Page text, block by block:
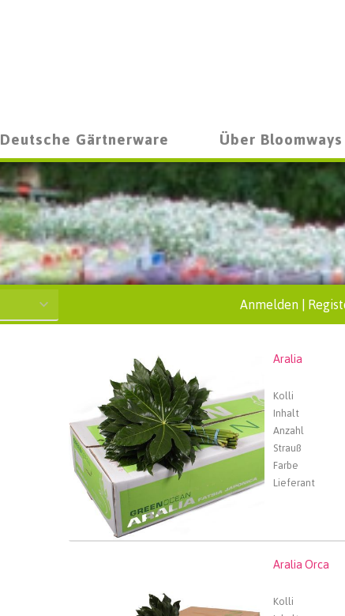
Deutsche Gärtnerware Über Bloomways
Anmelden
Aralia
Kolli
Inhalt
Anzahl
Strauß
Farbe
Lieferant
Wählen Sie zuerst ein Abfartdatum.
Aralia Orca
Kolli